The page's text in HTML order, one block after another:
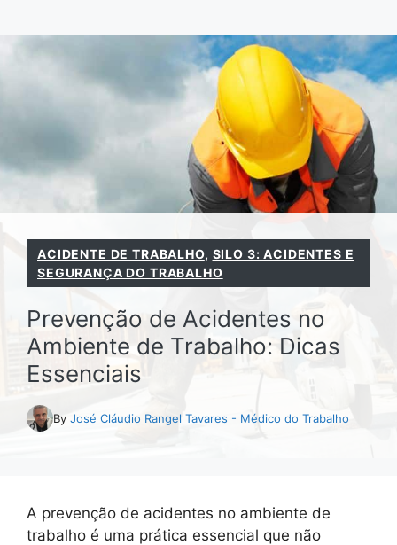
para
ACIDENTE DE TRABALHO, SILO 3: ACIDENTES E
SEGURANÇA DO TRABALHO
Prevenção de Acidentes no
Ambiente de Trabalho: Dicas
Essenciais
By José Cláudio Rangel Tavares - Médico do Trabalho
A prevenção de acidentes no ambiente de
trabalho é uma prática essencial que não